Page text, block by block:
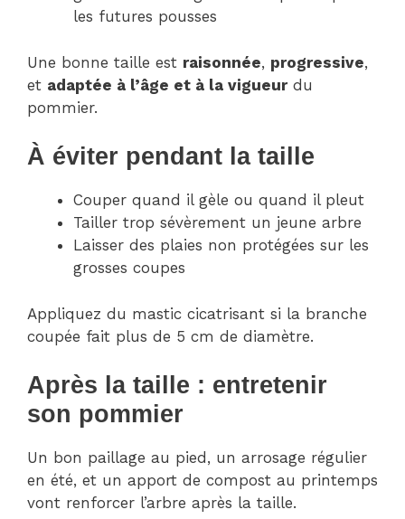
les futures pousses
Une bonne taille est raisonnée, progressive,
et adaptée à l’âge et à la vigueurdu
pommier.
À éviter pendant la taille
Couper quand il gèle ou quand il pleut
Tailler trop sévèrement un jeune arbre
Laisser des plaies non protégées sur les
grosses coupes
Appliquez du mastic cicatrisant si la branche
coupée fait plus de 5 cm de diamètre.
Après la taille : entretenir
son pommier
Un bon paillage au pied, un arrosage régulier
en été, et un apport de compost au printemps
vont renforcer l’arbre après la taille.